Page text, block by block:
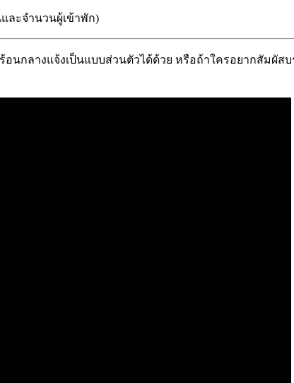
และจำนวนผู้เข้าพัก)
กลางแจ้งเป็นแบบส่วนตัวได้ด้วย หรือถ้าใครอยากสัมผัส